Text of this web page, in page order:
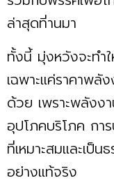
ล่าสุดที่านมา
ทั้งนี้ มุ่งหวังจะทำใ
เฉพาะแค่ราคาพ
ด้วย เพราะพลังง
อุปโภคบริโภค กา
ที่เหมาะสมและเป็
อย่างแท้จริง